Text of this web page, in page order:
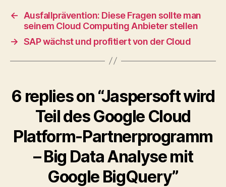
←
Ausfallprävention: Diese Fragen sollte man
seinem Cloud Computing Anbieter stellen
→ SAP wächst und profitiert von der Cloud
6 replies on “Jaspersoft wird
Teil des Google Cloud
Platform-Partnerprogramm
– Big Data Analyse mit
Google BigQuery”